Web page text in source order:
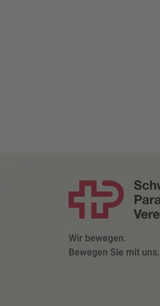
Wir bewegen.
Bewegen Sie mit uns.